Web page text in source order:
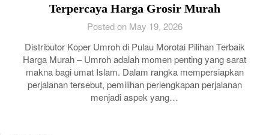
Terpercaya Harga Grosir Murah
Posted on May 19, 2026
Distributor Koper Umroh di Pulau Morotai Pilihan Terbaik
Harga Murah – Umroh adalah momen penting yang sarat
makna bagi umat Islam. Dalam rangka mempersiapkan
perjalanan tersebut, pemilihan perlengkapan perjalanan
menjadi aspek yang…